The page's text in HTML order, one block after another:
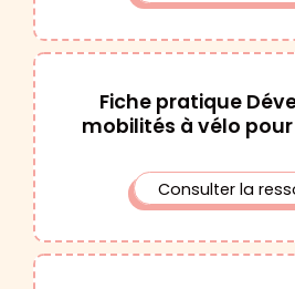
Fiche pratique
mobilités à vélo
Consulter la